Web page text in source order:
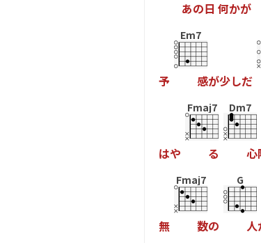
あの日 何かが
予
Em7
感が少しだ
はや
Fmaj7
る
Dm7
心
無
Fmaj7
数の
G
人